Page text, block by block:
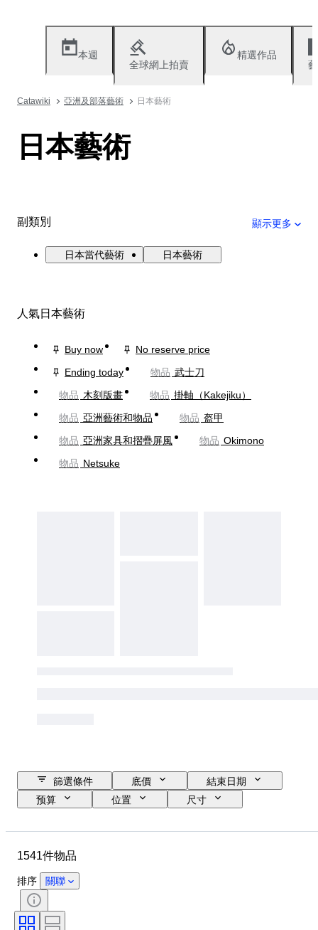
本週
全球網上拍賣
精選作品
Catawiki 亞洲及部落藝術 日本藝術
日本藝術
副類別 顯示更多
日本當代藝術 日本藝術
人氣日本藝術
Buy now
No reserve price
Ending today
物品 武士刀
物品 木刻版畫 物品 掛軸（Kakejiku）
物品 亞洲藝術和物品 物品 盔甲
物品 亞洲家具和摺疊屏風 物品 Okimono
物品 Netsuke
篩選條件 底價
結束日期
预算
位置
尺寸
時期
技術
語言
出售者：
1541件物品
排序 關聯